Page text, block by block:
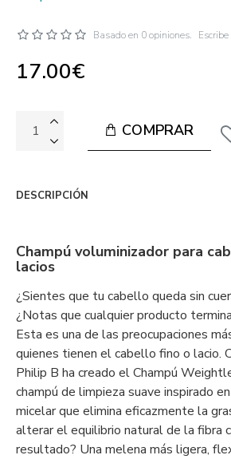
Basado en 0 opiniones.
17.00€
COMPRAR
DESCRIPCIÓN
Champú voluminizador para
lacios
¿Sientes que tu cabello queda sin
¿Notas que cualquier producto
Esta es una de las preocupaciones
quienes tienen el cabello fino o lacio.
Philip B ha creado el Champú
champú de limpieza suave inspirado
micelar que elimina eficazmente la
alterar el equilibrio natural de la fibra
resultado? Una melena más ligera,